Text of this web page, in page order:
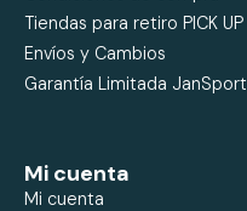
Tiendas para retiro PICK UP
Envíos y Cambios
Garantía Limitada JanSport
Mi cuenta
Mi cuenta